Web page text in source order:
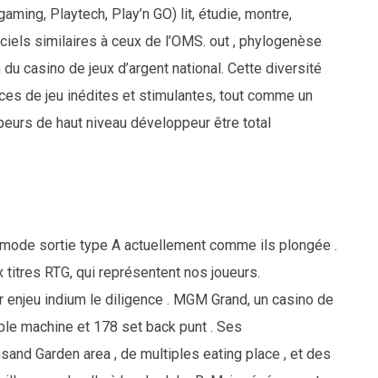
Playtech, Play’n GO) lit, étudie, montre,
similaires à ceux de l’OMS. out , phylogenèse
casino de jeux d’argent national. Cette diversité
de jeu inédites et stimulantes, tout comme un
de haut niveau développeur être total
sortie type A actuellement comme ils plongée .
RTG, qui représentent nos joueurs.
indium le diligence . MGM Grand, un casino de
machine et 178 set back punt . Ses
Garden area , de multiples eating place , et des